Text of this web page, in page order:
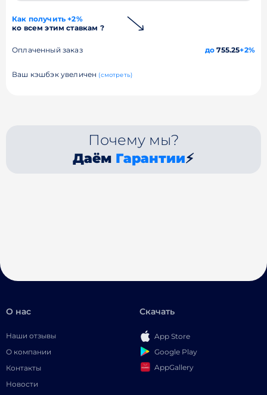
Как получить +2%
ко всем этим ставкам ?
Оплаченный заказ до 755.25+2%
Ваш кэшбэк увеличен (смотреть)
Почему мы?
Даём Гарантии⚡
О нас
Наши отзывы
О компании
Контакты
Новости
Скачать
App Store
Google Play
AppGallery